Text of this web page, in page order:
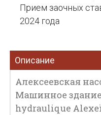
Прием заочных
2024 года
Описание
Алексеевская
Машинное
hydraulique